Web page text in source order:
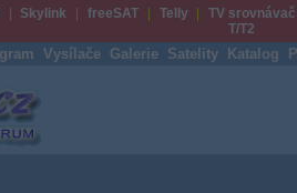
Skylink freeSAT Telly
TV srovnávač
T/T2
Vysílače Galerie Satelity Katalog